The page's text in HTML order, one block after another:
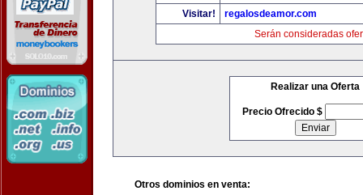
Visitar!
regalosdeamor.com
Serán consideradas
Realizar una Oferta
Precio Ofrecido $
Otros dominios en venta: